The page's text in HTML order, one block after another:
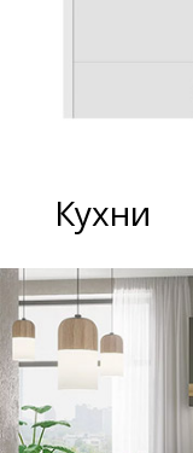
Кухни